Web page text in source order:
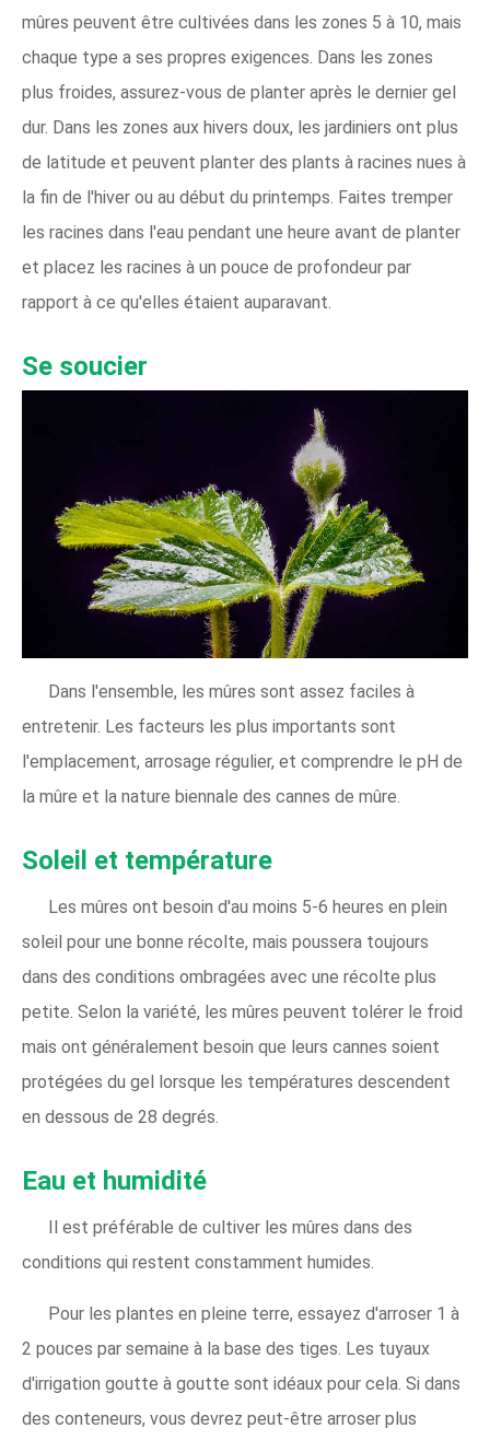
mûres peuvent être cultivées dans les zones 5 à 10, mais
chaque type a ses propres exigences. Dans les zones
plus froides, assurez-vous de planter après le dernier gel
dur. Dans les zones aux hivers doux, les jardiniers ont plus
de latitude et peuvent planter des plants à racines nues à
la fin de l'hiver ou au début du printemps. Faites tremper
les racines dans l'eau pendant une heure avant de planter
et placez les racines à un pouce de profondeur par
rapport à ce qu'elles étaient auparavant.
Se soucier
Dans l'ensemble, les mûres sont assez faciles à
entretenir. Les facteurs les plus importants sont
l'emplacement, arrosage régulier, et comprendre le pH de
la mûre et la nature biennale des cannes de mûre.
Soleil et température
Les mûres ont besoin d'au moins 5-6 heures en plein
soleil pour une bonne récolte, mais poussera toujours
dans des conditions ombragées avec une récolte plus
petite. Selon la variété, les mûres peuvent tolérer le froid
mais ont généralement besoin que leurs cannes soient
protégées du gel lorsque les températures descendent
en dessous de 28 degrés.
Eau et humidité
Il est préférable de cultiver les mûres dans des
conditions qui restent constamment humides.
Pour les plantes en pleine terre, essayez d'arroser 1 à
2 pouces par semaine à la base des tiges. Les tuyaux
d'irrigation goutte à goutte sont idéaux pour cela. Si dans
des conteneurs, vous devrez peut-être arroser plus